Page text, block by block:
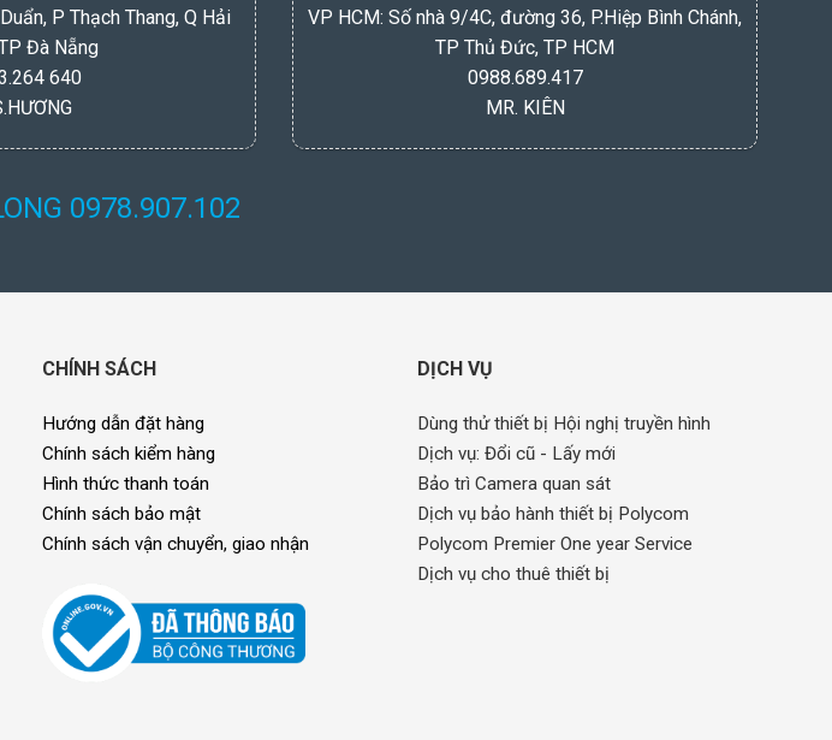
P Thạch Thang, Q Hải
Đà Nẵng
640
VP HCM: Số nhà 9/4C, đường 36, P.Hiệp Bình Chánh,
TP Thủ Đức, TP HCM
0988.689.417
MR. KIÊN
0978.907.102
CHÍNH SÁCH
Hướng dẫn đặt hàng
Chính sách kiểm hàng
Hình thức thanh toán
Chính sách bảo mật
Chính sách vận chuyển, giao nhận
DỊCH VỤ
Dùng thử thiết bị Hội nghị truyền hình
Dịch vụ: Đổi cũ - Lấy mới
Bảo trì Camera quan sát
Dịch vụ bảo hành thiết bị Polycom
Polycom Premier One year Service
Dịch vụ cho thuê thiết bị